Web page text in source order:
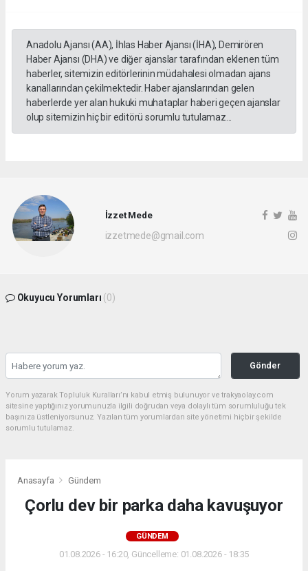
Anadolu Ajansı (AA), İhlas Haber Ajansı (İHA), Demirören
Haber Ajansı (DHA) ve diğer ajanslar tarafından eklenen tüm
haberler, sitemizin editörlerinin müdahalesi olmadan ajans
kanallarından çekilmektedir. Haber ajanslarından gelen
haberlerde yer alan hukuki muhataplar haberi geçen ajanslar
olup sitemizin hiç bir editörü sorumlu tutulamaz...
İzzet Mede
izzetmede@gmail.com
Okuyucu Yorumları (0)
Gönder
Yorum yazarak Topluluk Kuralları’nı kabul etmiş bulunuyor ve trakyaolay.com
sitesine yaptığınız yorumunuzla ilgili doğrudan veya dolaylı tüm sorumluluğu tek
başınıza üstleniyorsunuz. Yazılan tüm yorumlardan site yönetimi hiçbir şekilde
sorumlu tutulamaz.
Anasayfa Gündem
Çorlu dev bir parka daha kavuşuyor
GÜNDEM
01.08.2026 - 16:20, Güncelleme: 01.08.2026 - 18:35